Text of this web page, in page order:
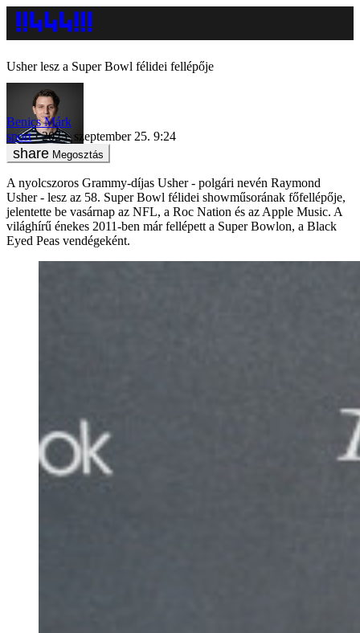
Usher lesz a Super Bowl félidei fellépője
Benics Márk
sport
2023. szeptember 25. 9:24
Megosztás
A nyolcszoros Grammy-díjas Usher - polgári nevén Raymond
Usher - lesz az 58. Super Bowl félidei showműsorának főfellépője,
jelentette be vasárnap az NFL, a Roc Nation és az Apple Music. A
világhírű énekes 2011-ben már fellépett a Super Bowlon, a Black
Eyed Peas vendégeként.